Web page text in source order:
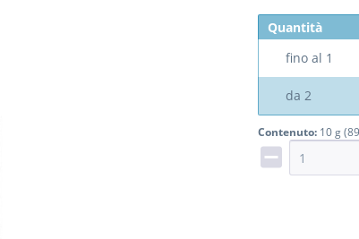
Quantità
fino al 1
da 2
Contenuto: 10 g